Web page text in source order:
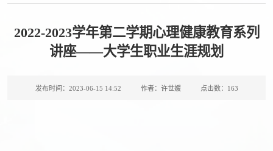
2022-2023学年第二学期心理健康教育系列
讲座——大学生职业生涯规划
发布时间：2023-06-15 14:52 作者：许世媛 点击数： 163